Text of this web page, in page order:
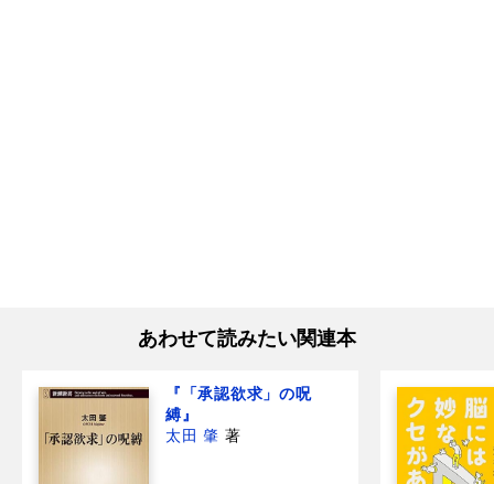
あわせて読みたい関連本
『「承認欲求」の呪
縛』
太田 肇 著